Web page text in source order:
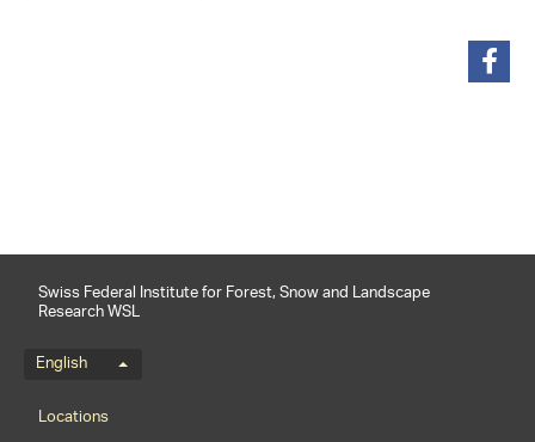
Swiss Federal Institute for Forest, Snow and Landscape
Research WSL
Language menu
English
Footernavigation
Locations